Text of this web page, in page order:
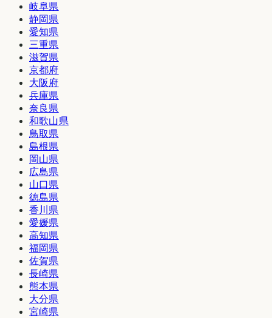
岐阜県
静岡県
愛知県
三重県
滋賀県
京都府
大阪府
兵庫県
奈良県
和歌山県
鳥取県
島根県
岡山県
広島県
山口県
徳島県
香川県
愛媛県
高知県
福岡県
佐賀県
長崎県
熊本県
大分県
宮崎県